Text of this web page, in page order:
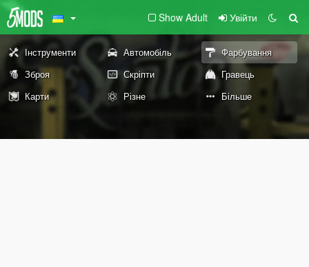
Show Adult Увійти
Інструменти Автомобіль
Фарбування
Зброя
Скріпти
Гравець
Карти
Різне Більше